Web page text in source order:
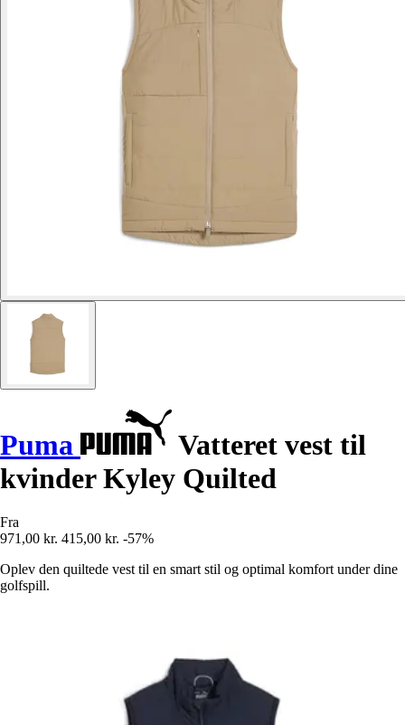
Puma
Vatteret vest til
kvinder Kyley Quilted
Fra
971,00 kr. 415,00 kr. -57%
Oplev den quiltede vest til en smart stil og optimal komfort under dine
golfspill.